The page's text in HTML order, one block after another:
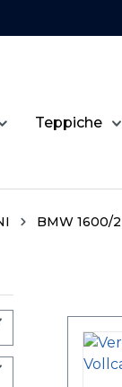
Teppiche
BMW 1600/